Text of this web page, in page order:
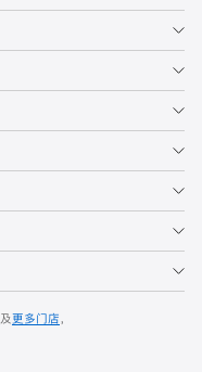
及更多门店，